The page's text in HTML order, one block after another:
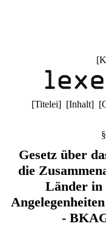
[
[Titelei] [Inhalt] [
Gesetz über
die
Länder in
-